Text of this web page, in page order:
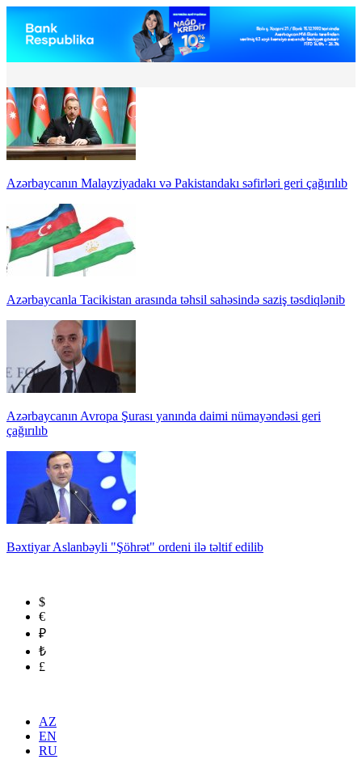
Azərbaycanın Malayziyadakı və Pakistandakı səfirləri geri çağırılıb
Azərbaycanla Tacikistan arasında təhsil sahəsində saziş təsdiqlənib
Azərbaycanın Avropa Şurası yanında daimi nümayəndəsi geri
çağırılıb
Bəxtiyar Aslanbəyli "Şöhrət" ordeni ilə təltif edilib
$
€
₽
₺
£
AZ
EN
RU